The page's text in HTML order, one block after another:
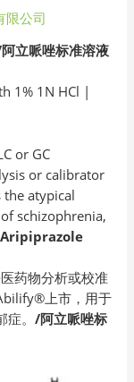
限公司
阿立哌唑标准溶液
1% 1N HCl |
or GC
or calibrator
atypical
schizophrenia,
Aripiprazole
药物分析或校准
上市，用于
症。/阿立哌唑标